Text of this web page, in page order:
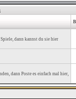
dann kannst du sie hier
dann Poste es einfach mal hier,